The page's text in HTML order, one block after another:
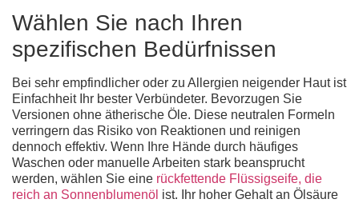
Wählen Sie nach Ihren
spezifischen Bedürfnissen
Bei sehr empfindlicher oder zu Allergien neigender Haut ist
Einfachheit Ihr bester Verbündeter. Bevorzugen Sie
Versionen ohne ätherische Öle. Diese neutralen Formeln
verringern das Risiko von Reaktionen und reinigen
dennoch effektiv. Wenn Ihre Hände durch häufiges
Waschen oder manuelle Arbeiten stark beansprucht
werden, wählen Sie eine rückfettende Flüssigseife, die
reich an Sonnenblumenöl ist. Ihr hoher Gehalt an Ölsäure